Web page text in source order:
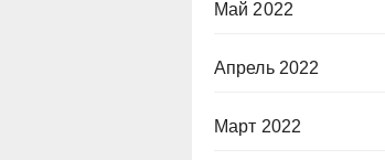
Май 2022
Апрель 2022
Март 2022